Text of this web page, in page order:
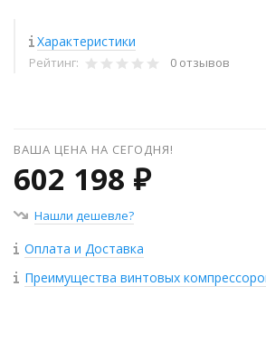
Характеристики
Рейтинг: 0 отзывов
ВАША ЦЕНА НА СЕГОДНЯ!
602 198 ₽
Нашли дешевле?
Оплата и Доставка
Преимущества винтовых